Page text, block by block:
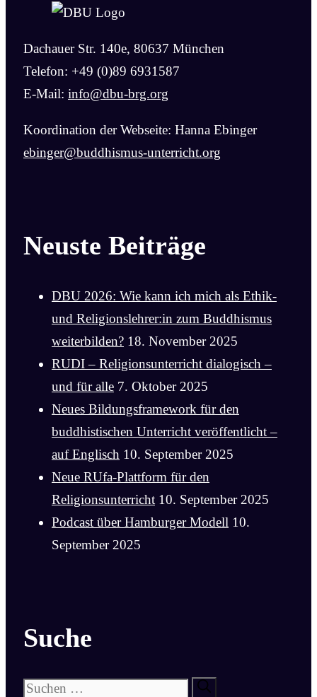
Dachauer Str. 140e, 80637 München
Telefon: +49 (0)89 6931587
E-Mail: info@dbu-brg.org
Koordination der Webseite: Hanna Ebinger
ebinger@buddhismus-unterricht.org
Neuste Beiträge
DBU 2026: Wie kann ich mich als Ethik-
und Religionslehrer:in zum Buddhismus
weiterbilden? 18. November 2025
RUDI – Religionsunterricht dialogisch –
und für alle 7. Oktober 2025
Neues Bildungsframework für den
buddhistischen Unterricht veröffentlicht –
auf Englisch 10. September 2025
Neue RUfa-Plattform für den
Religionsunterricht 10. September 2025
Podcast über Hamburger Modell 10.
September 2025
Suche
Suchen